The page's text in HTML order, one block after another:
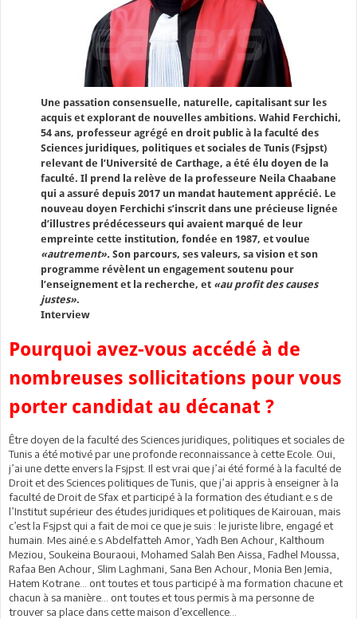
Une passation consensuelle, naturelle, capitalisant sur les
acquis et explorant de nouvelles ambitions. Wahid Ferchichi,
54 ans, professeur agrégé en droit public à la faculté des
Sciences juridiques, politiques et sociales de Tunis (Fsjpst)
relevant de l’Université de Carthage, a été élu doyen de la
faculté. Il prend la relève de la professeure Neila Chaabane
qui a assuré depuis 2017 un mandat hautement apprécié. Le
nouveau doyen Ferchichi s’inscrit dans une précieuse lignée
d’illustres prédécesseurs qui avaient marqué de leur
empreinte cette institution, fondée en 1987, et voulue
«autrement». Son parcours, ses valeurs, sa vision et son
programme révèlent un engagement soutenu pour
l’enseignement et la recherche, et «au profit des causes
justes».
Interview
Pourquoi avez-vous accédé à de
nombreuses sollicitations pour vous
porter candidat au décanat ?
Être doyen de la faculté des Sciences juridiques, politiques et sociales de
Tunis a été motivé par une profonde reconnaissance à cette Ecole. Oui,
j’ai une dette envers la Fsjpst. Il est vrai que j’ai été formé à la faculté de
Droit et des Sciences politiques de Tunis, que j’ai appris à enseigner à la
faculté de Droit de Sfax et participé à la formation des étudiant.e.s de
l’Institut supérieur des études juridiques et politiques de Kairouan, mais
c’est la Fsjpst qui a fait de moi ce que je suis : le juriste libre, engagé et
humain. Mes ainé.e.s Abdelfatteh Amor, Yadh Ben Achour, Kalthoum
Meziou, Soukeina Bouraoui, Mohamed Salah Ben Aissa, Fadhel Moussa,
Rafaa Ben Achour, Slim Laghmani, Sana Ben Achour, Monia Ben Jemia,
Hatem Kotrane… ont toutes et tous participé à ma formation chacune et
chacun à sa manière… ont toutes et tous permis à ma personne de
trouver sa place dans cette maison d’excellence…